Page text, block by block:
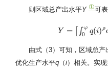
则区域总产出水平Y ①可
Y = ∫ φ
0 q(i) ρ
Y [∫0 q(i) ρdi]1ρ
由式（3）可知，区域总产
优化生产水平q （i）相关。实